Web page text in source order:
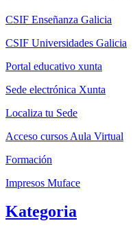
CSIF Enseñanza Galicia
CSIF Universidades Galicia
Portal educativo xunta
Sede electrónica Xunta
Localiza tu Sede
Acceso cursos Aula Virtual
Formación
Impresos Muface
Kategoria